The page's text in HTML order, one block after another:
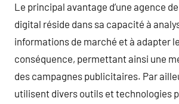
Le principal avantage d’une agence
digital réside dans sa capacité à
informations de marché et à adapter
conséquence, permettant ainsi une
des campagnes publicitaires. Par
utilisent divers outils et technologies